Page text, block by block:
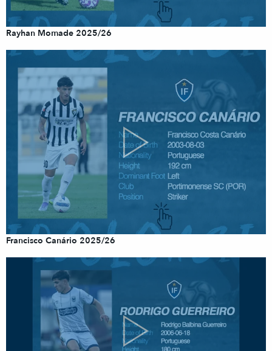
Rayhan Momade 2025/26
Francisco Canário 2025/26